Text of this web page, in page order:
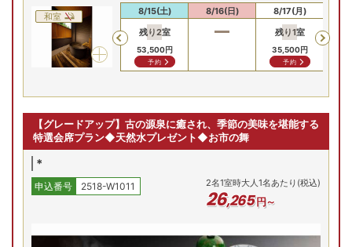
和室
Previous
8/13(木) 8/14(金)
8/15(土)
残り2室
53,500円
予約
8/16(日)
8/17(月)
残り1室
35,500円
予約
【グレードアップ】古の源泉に癒され、季節の美味を堪能する
特選会席プラン◆天然水プレゼント◆お市の舞
*
申込番号 2518-W1011 2名1室時大人1名あたり(税込)
26,265円～